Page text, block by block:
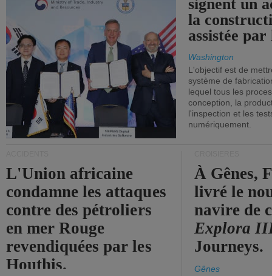
signent un
la
assistée
Washington
L'objectif est de
système de
lequel tous les
conception, la
l'inspection et les
numériquement.
L'Union africaine
condamne les attaques
contre des pétroliers
en mer Rouge
revendiquées par les
Houthis.
À Gênes,
livré le
navire de
Explora
Journeys.
Gênes